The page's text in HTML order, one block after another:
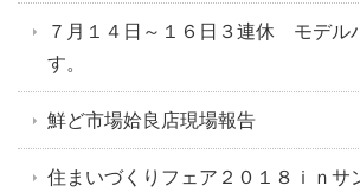
７月１４日～１６日３連休 モデル
す。
鮮ど市場姶良店現場報告
住まいづくりフェア２０１８ｉｎ